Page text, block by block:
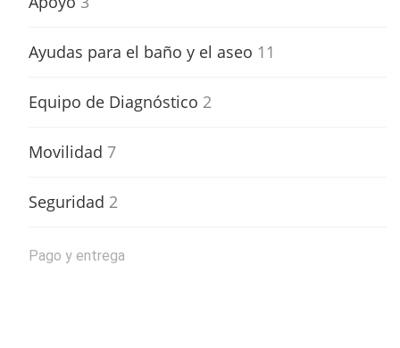
Ayudas para el baño y el aseo 11
Equipo de Diagnóstico 2
Movilidad 7
Seguridad 2
Pago y entrega